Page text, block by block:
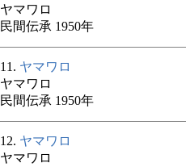
ヤマワロ
民間伝承 1950年
11. ヤマワロ
ヤマワロ
民間伝承 1950年
12. ヤマワロ
ヤマワロ